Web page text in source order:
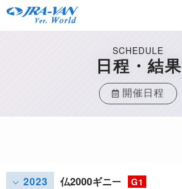
SCHEDULE
日程・結果
開催日程
2023 仏2000ギニー G1